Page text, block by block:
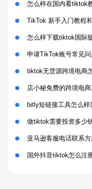
怎么样在国内看tiktok
TikTok 新手入门教程
怎么样下载tiktok国际
申请TikTok账号常见
tiktok无货源跨境电商
店小秘免费的跨境电
bitly短链接工具怎么
做tiktok需要投资多少
亚马逊客服电话联系
国外抖音tiktok怎么注